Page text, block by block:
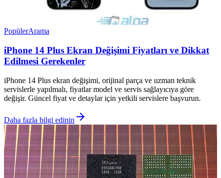
PopülerArama
iPhone 14 Plus Ekran Değişimi Fiyatları ve Dikkat
Edilmesi Gerekenler
iPhone 14 Plus ekran değişimi, orijinal parça ve uzman teknik
servislerle yapılmalı, fiyatlar model ve servis sağlayıcıya göre
değişir. Güncel fiyat ve detaylar için yetkili servislere başvurun.
Daha fazla bilgi edinin